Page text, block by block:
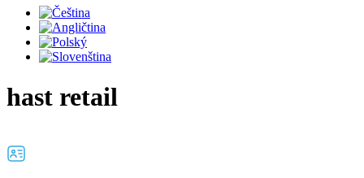
hast retail